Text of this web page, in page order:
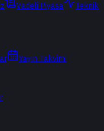
Vadeli Piyasa
Teknik
Yayın Takvimi